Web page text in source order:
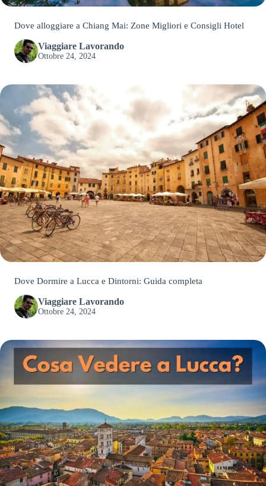
Dove alloggiare a Chiang Mai: Zone Migliori e Consigli Hotel
Viaggiare Lavorando
Ottobre 24, 2024
Dove Dormire a Lucca e Dintorni: Guida completa
Viaggiare Lavorando
Ottobre 24, 2024